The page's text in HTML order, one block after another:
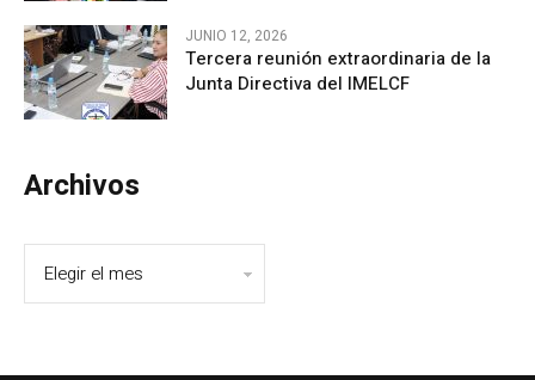
JUNIO 12, 2026
Tercera reunión extraordinaria de la
Junta Directiva del IMELCF
Archivos